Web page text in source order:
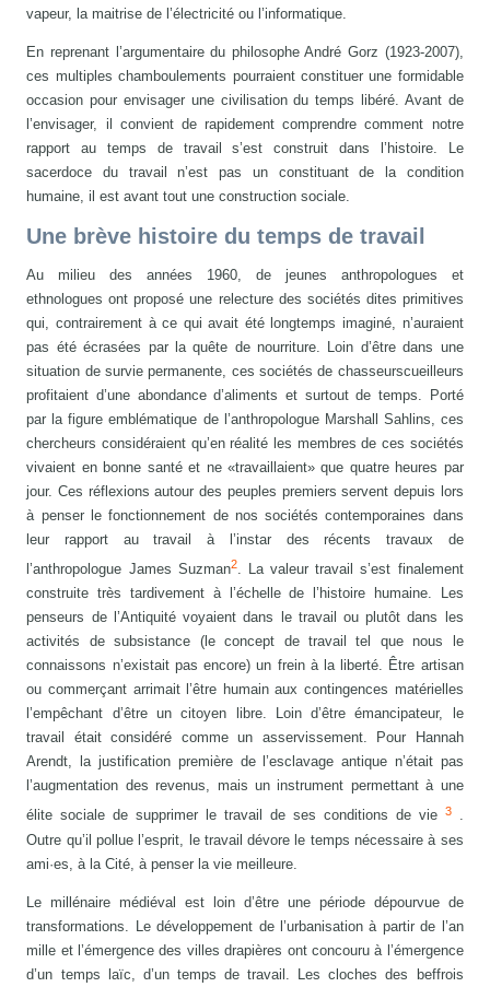
vapeur, la maitrise de l’électricité ou l’informatique.
En reprenant l’argumentaire du philosophe André Gorz (1923-2007),
ces multiples chamboulements pourraient constituer une formidable
occasion pour envisager une civilisation du temps libéré. Avant de
l’envisager, il convient de rapidement comprendre comment notre
rapport au temps de travail s’est construit dans l’histoire. Le
sacerdoce du travail n’est pas un constituant de la condition
humaine, il est avant tout une construction sociale.
Une brève histoire du temps de travail
Au milieu des années 1960, de jeunes anthropologues et
ethnologues ont proposé une relecture des sociétés dites primitives
qui, contrairement à ce qui avait été longtemps imaginé, n’auraient
pas été écrasées par la quête de nourriture. Loin d’être dans une
situation de survie permanente, ces sociétés de chasseurscueilleurs
profitaient d’une abondance d’aliments et surtout de temps. Porté
par la figure emblématique de l’anthropologue Marshall Sahlins, ces
chercheurs considéraient qu’en réalité les membres de ces sociétés
vivaient en bonne santé et ne «travaillaient» que quatre heures par
jour. Ces réflexions autour des peuples premiers servent depuis lors
à penser le fonctionnement de nos sociétés contemporaines dans
leur rapport au travail à l’instar des récents travaux de
l’anthropologue James Suzman2. La valeur travail s’est finalement
construite très tardivement à l’échelle de l’histoire humaine. Les
penseurs de l’Antiquité voyaient dans le travail ou plutôt dans les
activités de subsistance (le concept de travail tel que nous le
connaissons n’existait pas encore) un frein à la liberté. Être artisan
ou commerçant arrimait l’être humain aux contingences matérielles
l’empêchant d’être un citoyen libre. Loin d’être émancipateur, le
travail était considéré comme un asservissement. Pour Hannah
Arendt, la justification première de l’esclavage antique n’était pas
l’augmentation des revenus, mais un instrument permettant à une
élite sociale de supprimer le travail de ses conditions de vie 3.
Outre qu’il pollue l’esprit, le travail dévore le temps nécessaire à ses
ami·es, à la Cité, à penser la vie meilleure.
Le millénaire médiéval est loin d’être une période dépourvue de
transformations. Le développement de l’urbanisation à partir de l’an
mille et l’émergence des villes drapières ont concouru à l’émergence
d’un temps laïc, d’un temps de travail. Les cloches des beffrois